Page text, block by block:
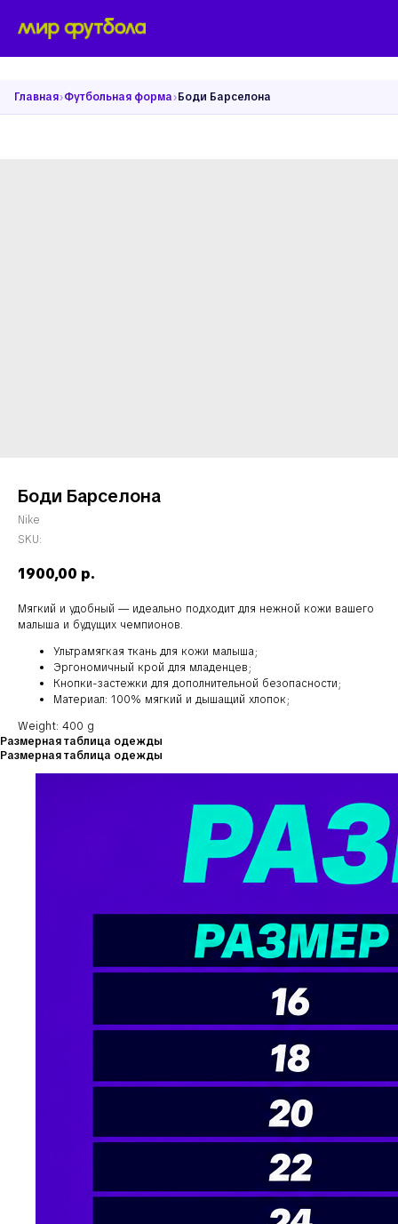
Главная›Футбольная форма›Боди Барселона
Боди Барселона
Nike
SKU:
1900,00 р.
Мягкий и удобный — идеально подходит для нежной кожи вашего
малыша и будущих чемпионов.
Ультрамягкая ткань для кожи малыша;
Эргономичный крой для младенцев;
Кнопки-застежки для дополнительной безопасности;
Материал: 100% мягкий и дышащий хлопок;
Weight: 400 g
Размерная таблица одежды
Размерная таблица одежды